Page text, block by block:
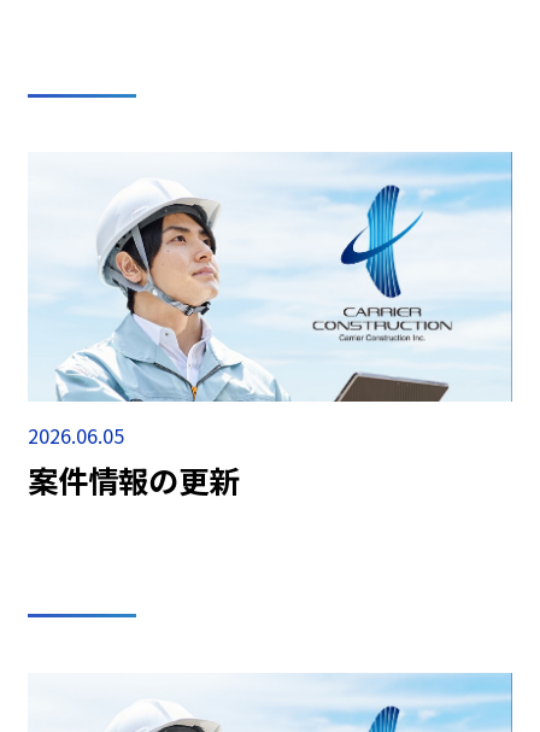
2026.06.05
案件情報の更新